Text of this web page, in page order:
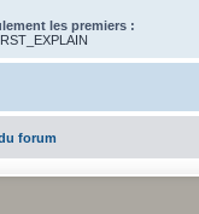
les premiers :
forum